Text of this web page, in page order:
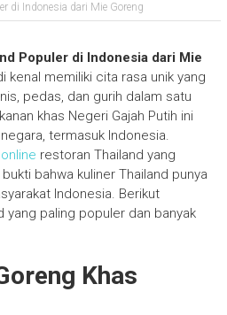
di Indonesia dari Mie Goreng
Populer di Indonesia dari Mie
kenal memiliki cita rasa unik yang
pedas, dan gurih dalam satu
khas Negeri Gajah Putih ini
termasuk Indonesia.
restoran Thailand yang
bahwa kuliner Thailand punya
Indonesia. Berikut
yang paling populer dan banyak
Khas